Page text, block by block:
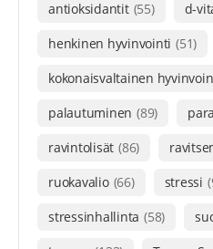
antioksidantit (55) d-
henkinen hyvinvointi (51)
kokonaisvaltainen
palautuminen (89)
ravintolisät (86)
ruokavalio (66) stressi
stressinhallinta (58)